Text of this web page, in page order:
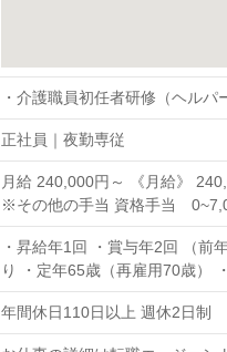
・介護職員初任者研修（ヘルパ
正社員｜夜勤専従
月給 240,000円～ 《月給》
※その他の手当 資格手当
・昇給年1回 ・賞与年2回 （前
り ・定年65歳（再雇用70歳）
年間休日110日以上 週休2日